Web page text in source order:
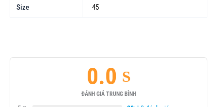
Size 45
0.0
ĐÁNH GIÁ TRUNG BÌNH